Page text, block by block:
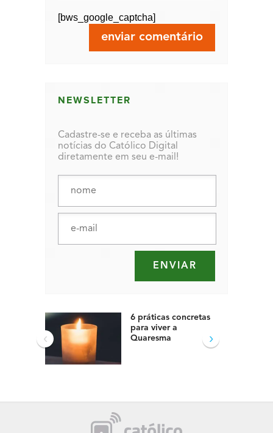
[bws_google_captcha]
NEWSLETTER
Cadastre-se e receba as últimas
notícias do Católico Digital
diretamente em seu e-mail!
6 práticas concretas
para viver a
Quaresma
‹ ›